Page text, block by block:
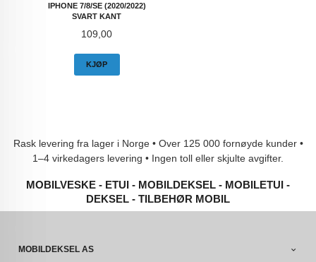
IPHONE 7/8/SE (2020/2022)
SVART KANT
Pris
109,00
KJØP
Rask levering fra lager i Norge • Over 125 000 fornøyde kunder •
1–4 virkedagers levering • Ingen toll eller skjulte avgifter.
MOBILVESKE - ETUI - MOBILDEKSEL - MOBILETUI -
DEKSEL - TILBEHØR MOBIL
MOBILDEKSEL AS